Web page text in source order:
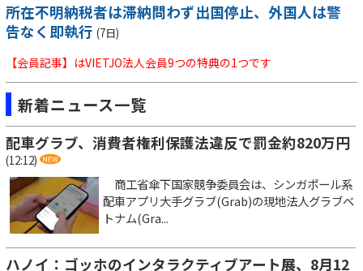
所在不明納税者は滞納問わず出国停止、外国人は警
告なく即執行 (7日)
【会員記事】はVIETJO法人会員9つの特典の1つです
新着ニュース一覧
配車グラブ、消費者権利保護法違反で罰金約820万円
(12:12)
商工省傘下国家競争委員会は、シンガポール系
配車アプリ大手グラブ(Grab)の現地法人グラブベ
トナム(Gra...
ハノイ：ゴッホのインタラクティブアート展、8月12